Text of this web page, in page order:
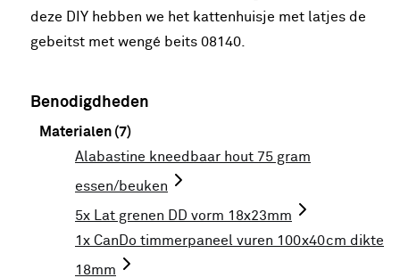
deze DIY hebben we het kattenhuisje met latjes de
gebeitst met wengé beits 08140.
Benodigdheden
Materialen (7)
Alabastine kneedbaar hout 75 gram
essen/beuken
5x Lat grenen DD vorm 18x23mm
1x CanDo timmerpaneel vuren 100x40cm dikte
18mm